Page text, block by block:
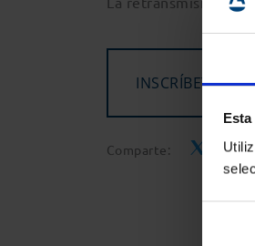
INSCRÍBETE A
Comparte: